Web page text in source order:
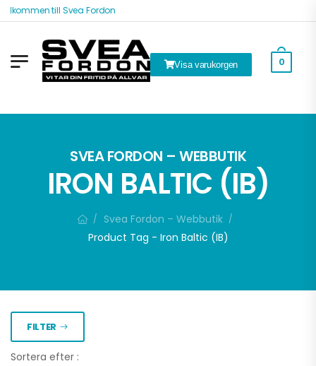
till Svea Fordon
Visa varukorgen 0
SVEA FORDON – WEBBUTIK
IRON BALTIC (IB)
/ Svea Fordon – Webbutik /
Product Tag - Iron Baltic (IB)
FILTER
Sortera efter :